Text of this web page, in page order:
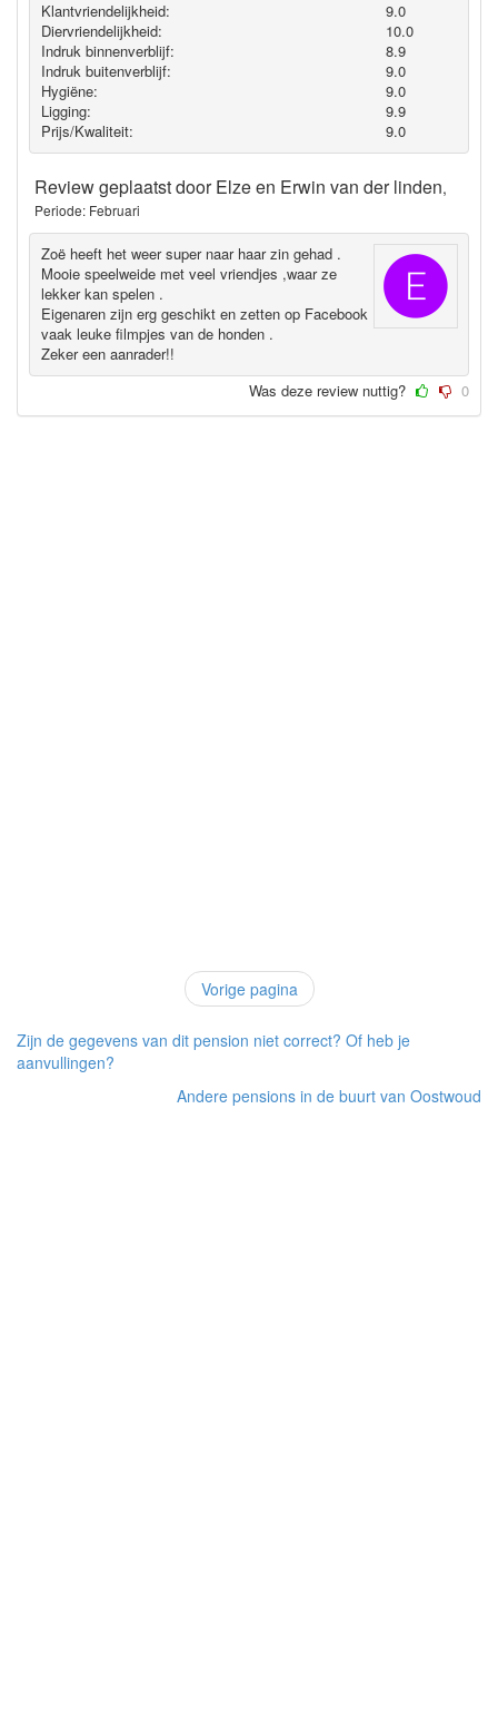
Klantvriendelijkheid:
9.0
Diervriendelijkheid:
10.0
Indruk binnenverblijf:
8.9
Indruk buitenverblijf:
9.0
Hygiëne‎:
9.0
Ligging:
9.9
Prijs/Kwaliteit:
9.0
Review geplaatst doorElze en Erwin van der linden,
Periode: Februari
Zoë heeft het weer super naar haar zin gehad .
Mooie speelweide met veel vriendjes ,waar ze
lekker kan spelen .
Eigenaren zijn erg geschikt en zetten op Facebook
vaak leuke filmpjes van de honden .
Zeker een aanrader!!
Was deze review nuttig?
0
Vorige pagina
Zijn de gegevens van dit pension niet correct? Of heb je
aanvullingen?
Andere pensions in de buurt van Oostwoud